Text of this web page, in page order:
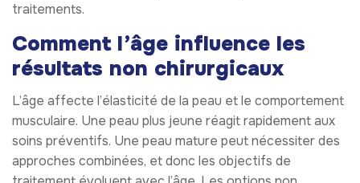
traitements.
Comment l’âge influence les
résultats non chirurgicaux
L’âge affecte l’élasticité de la peau et le comportement
musculaire. Une peau plus jeune réagit rapidement aux
soins préventifs. Une peau mature peut nécessiter des
approches combinées, et donc les objectifs de